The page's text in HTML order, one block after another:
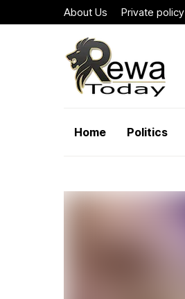
About Us Private policy
Home Politics